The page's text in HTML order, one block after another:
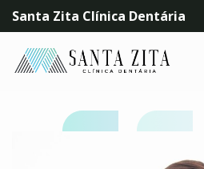
Santa Zita Clínica Dentária